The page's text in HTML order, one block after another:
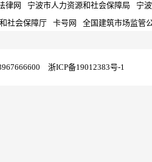
律网 宁波市人力资源和社会保障局
宁
社会保障厅 卡号网 全国建筑市场监管
浙ICP备19012383号-1